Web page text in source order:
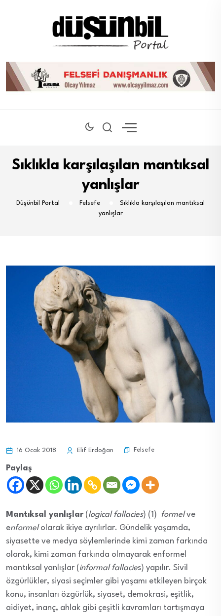
Sıklıkla karşılaşılan mantıksal
yanlışlar
Düşünbil Portal Felsefe
Sıklıkla karşılaşılan mantıksal
yanlışlar
16 Ocak 2018 Elif Erdoğan Felsefe
Paylaş
Mantıksal yanlışlar(logical fallacies) (1) formelve
enformelolarak ikiye ayrılırlar. Gündelik yaşamda,
siyasette ve medya söylemlerinde kimi zaman farkında
olarak, kimi zaman farkında olmayarak enformel
mantıksal yanlışlar (informal fallacies) yapılır. Sivil
özgürlükler, siyasi seçimler gibi yaşamı etkileyen birçok
konu, insanları özgürlük, siyaset, demokrasi, eşitlik,
aidiyet, inanç, ahlak gibi çeşitli kavramları tartışmaya